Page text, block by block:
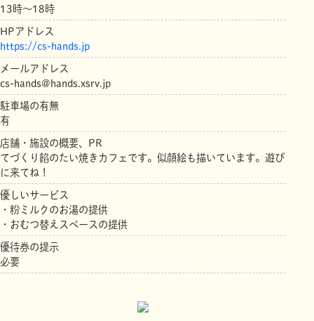
13時～18時
HPアドレス
https://cs-hands.jp
メールアドレス
cs-hands@hands.xsrv.jp
駐車場の有無
有
店舗・施設の概要、PR
てづくり餡のたい焼きカフェです。似顔絵も描いています。遊び
に来てね！
優しいサービス
・粉ミルクのお湯の提供
・おむつ替えスペースの提供
優待券の提示
必要